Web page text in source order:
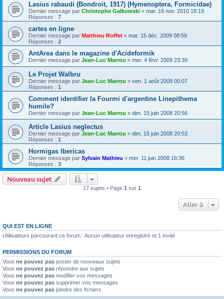
Lasius rabaudi (Bondroit, 1917) (Hymenoptera, Formicidae)
Dernier message par Christophe Galkowski « mar. 16 nov. 2010 18:19
Réponses : 7
cartes en ligne
Dernier message par Matthieu Roffet « mar. 15 déc. 2009 08:59
Réponses : 2
AntArea dans le magazine d'Acideformik
Dernier message par Jean-Luc Marrou « mer. 4 févr. 2009 23:39
Le Projet Walbru
Dernier message par Jean-Luc Marrou « ven. 1 août 2008 00:07
Réponses : 1
Comment identifier la Fourmi d'argentine Linepithema
humile?
Dernier message par Jean-Luc Marrou « dim. 15 juin 2008 20:56
Article Lasius neglectus
Dernier message par Jean-Luc Marrou « dim. 15 juin 2008 20:53
Réponses : 1
Hormigas Ibericas
Dernier message par Sylvain Mathieu « mer. 11 juin 2008 16:36
Réponses : 3
Nouveau sujet
17 sujets • Page 1 sur 1
Aller à
QUI EST EN LIGNE
Utilisateurs parcourant ce forum : Aucun utilisateur enregistré et 1 invité
PERMISSIONS DU FORUM
Vous ne pouvez pas poster de nouveaux sujets
Vous ne pouvez pas répondre aux sujets
Vous ne pouvez pas modifier vos messages
Vous ne pouvez pas supprimer vos messages
Vous ne pouvez pas joindre des fichiers